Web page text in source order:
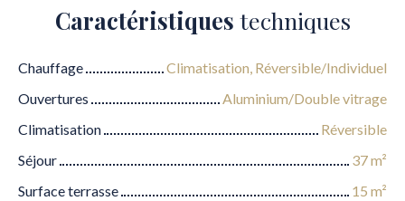
Caractéristiques techniques
Chauffage
Climatisation, Réversible/Individuel
Ouvertures
Aluminium/Double vitrage
Climatisation
Réversible
Séjour
37m²
Surface terrasse
15 m²